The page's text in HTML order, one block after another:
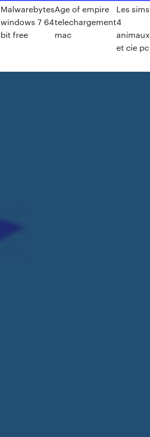
Malwarebytes
windows 7 64
bit free
Age of empire
telechargement
mac
Les sims
4
animaux
et cie pc